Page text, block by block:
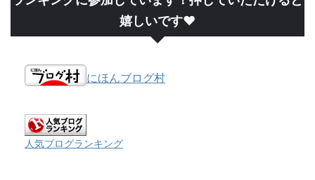
嬉しいです❤
にほんブログ村
人気ブログランキング